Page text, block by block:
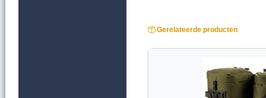
Gerelateerde producten